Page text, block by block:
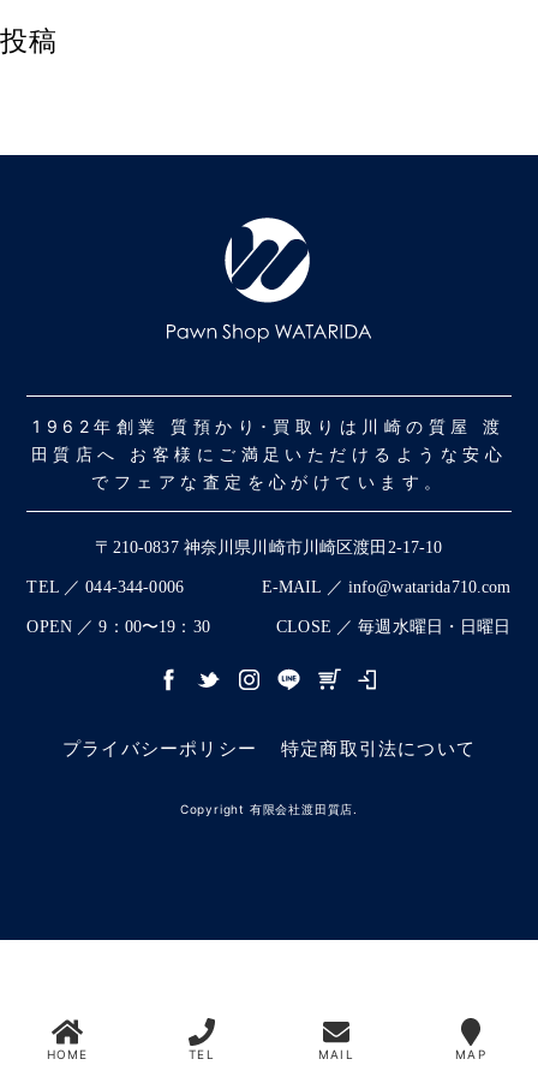
投稿
1962年創業 質預かり･買取りは川崎の質屋 渡
田質店へ お客様にご満足いただけるような安心
でフェアな査定を心がけています。
〒210-0837 神奈川県川崎市川崎区渡田2-17-10
TEL ／ 044-344-0006 E-MAIL ／ info@watarida710.com
OPEN ／ 9：00〜19：30 CLOSE ／ 毎週水曜日・日曜日
プライバシーポリシー 特定商取引法について
Copyright 有限会社渡田質店.
HOME TEL MAIL MAP